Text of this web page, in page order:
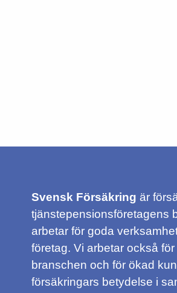
Svensk Försäkring är
tjänstepensionsföretagens
arbetar för goda
företag. Vi arbetar också
branschen och för ökad
försäkringars betydelse i